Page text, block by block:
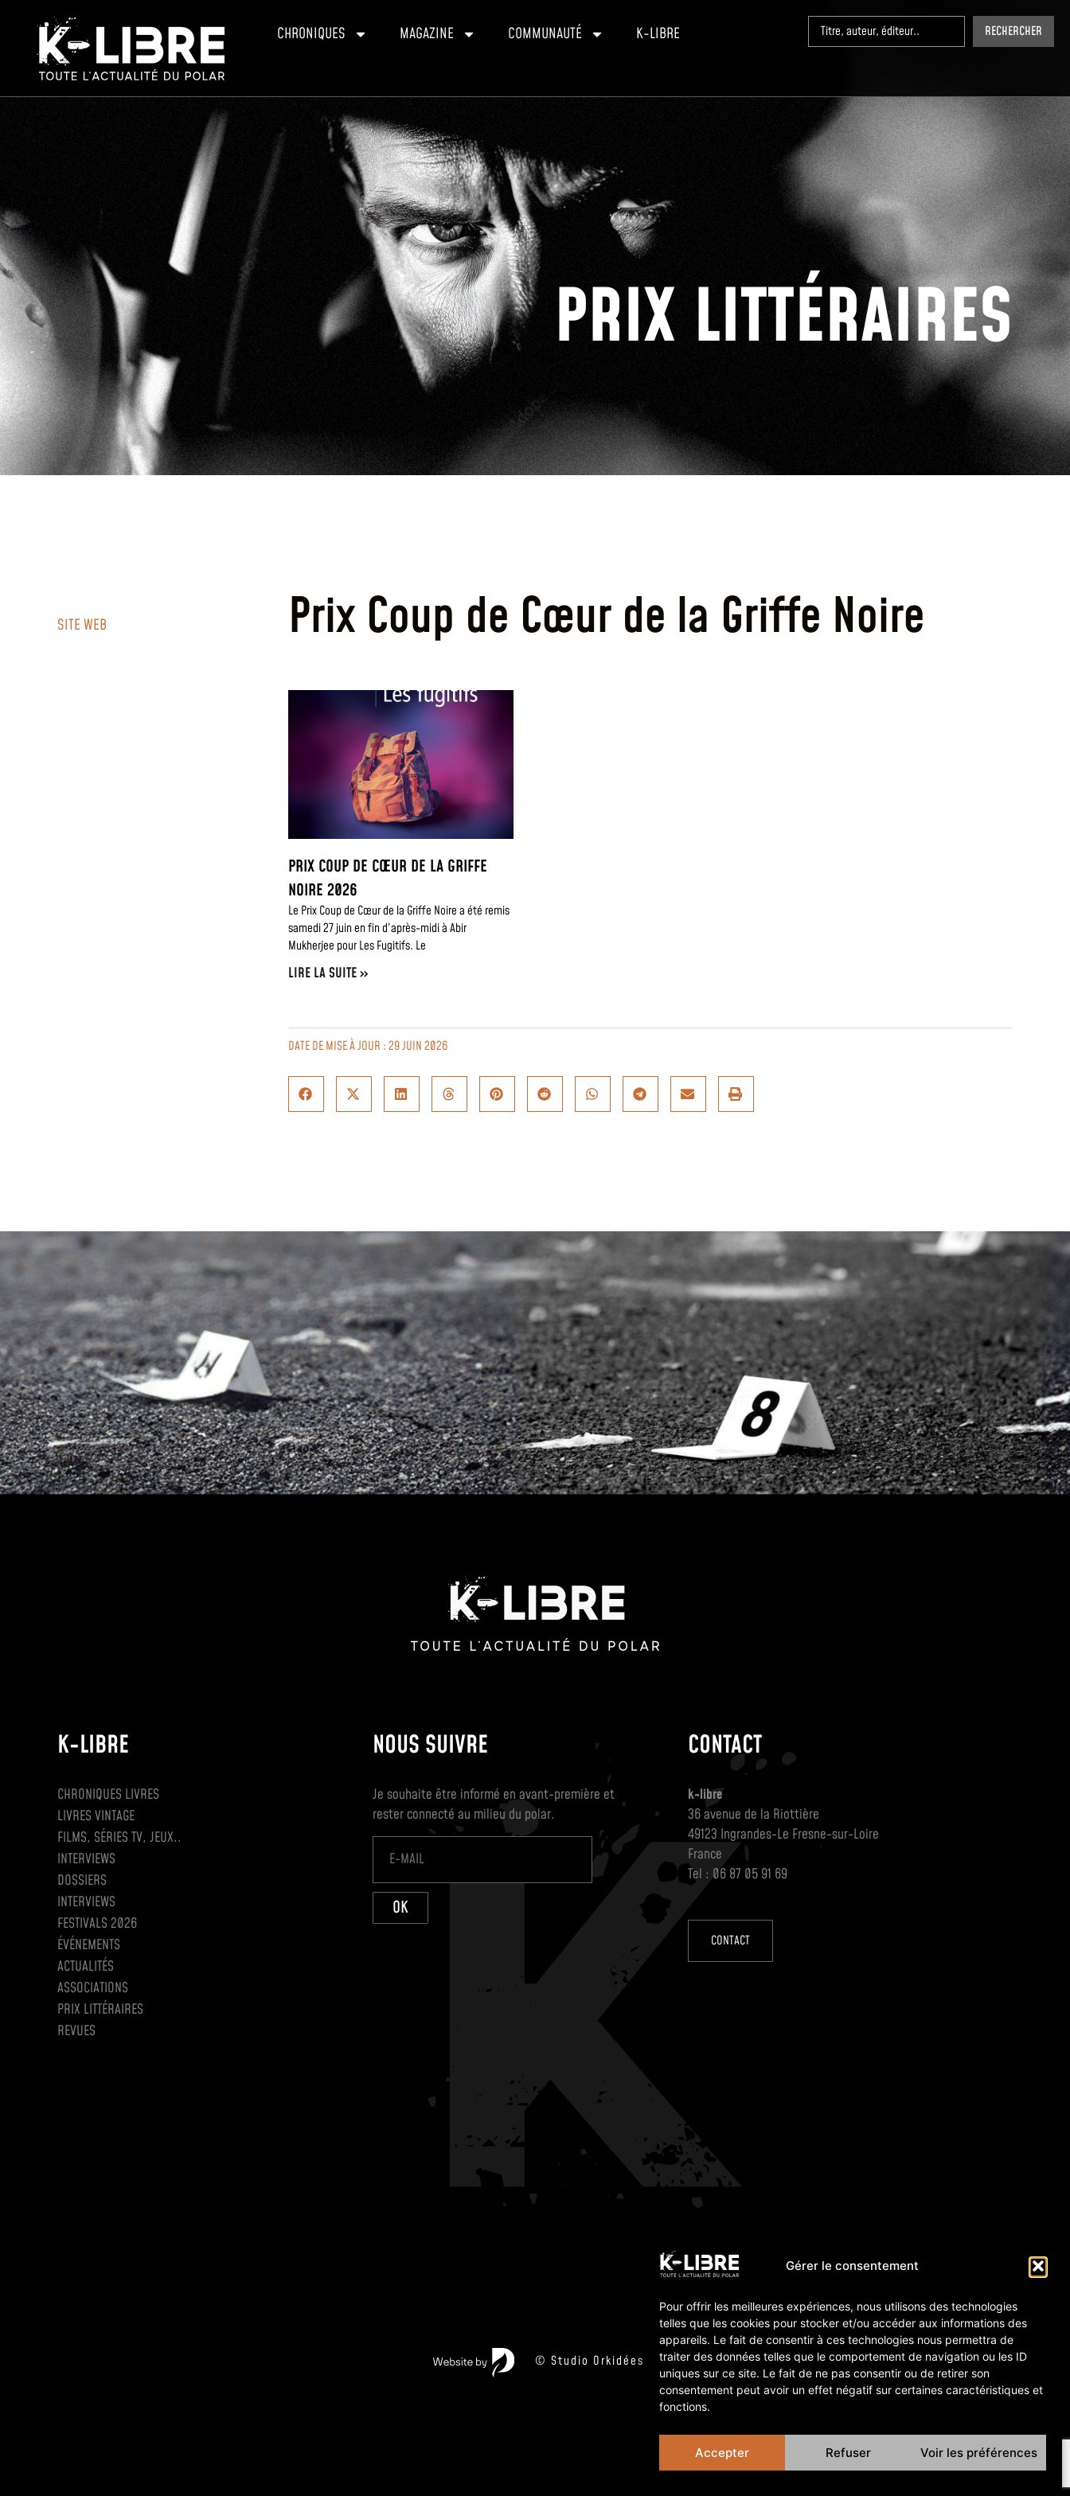
Gérer le consentement
Pour offrir les meilleures expériences, nous utilisons des technologies
telles que les cookies pour stocker et/ou accéder aux informations des
appareils. Le fait de consentir à ces technologies nous permettra de
traiter des données telles que le comportement de navigation ou les ID
uniques sur ce site. Le fait de ne pas consentir ou de retirer son
consentement peut avoir un effet négatif sur certaines caractéristiques et
fonctions.
Accepter Refuser Voir les préférences
CHRONIQUES MAGAZINE COMMUNAUTÉ K-LIBRE RECHERCHER
PRIX LITTÉRAIRES
SITE WEB Prix Coup de Cœur de la Griffe Noire
PRIX COUP DE CŒUR DE LA GRIFFE
NOIRE 2026
Le Prix Coup de Cœur de la Griffe Noire a été remis
samedi 27 juin en fin d’après-midi à Abir
Mukherjee pour Les Fugitifs. Le
LIRE LA SUITE »
DATE DE MISE À JOUR : 29 JUIN 2026
K-LIBRE
CHRONIQUES LIVRES
LIVRES VINTAGE
FILMS, SÉRIES TV, JEUX..
INTERVIEWS
DOSSIERS
INTERVIEWS
FESTIVALS 2026
ÉVÉNEMENTS
ACTUALITÉS
ASSOCIATIONS
PRIX LITTÉRAIRES
REVUES
NOUS SUIVRE
Je souhaite être informé en avant-première et
rester connecté au milieu du polar.
OK
CONTACT
k-libre
36 avenue de la Riottière
49123 Ingrandes-Le Fresne-sur-Loire
France
Tel : 06 87 05 91 69
CONTACT
© Studio Orkidées 2026